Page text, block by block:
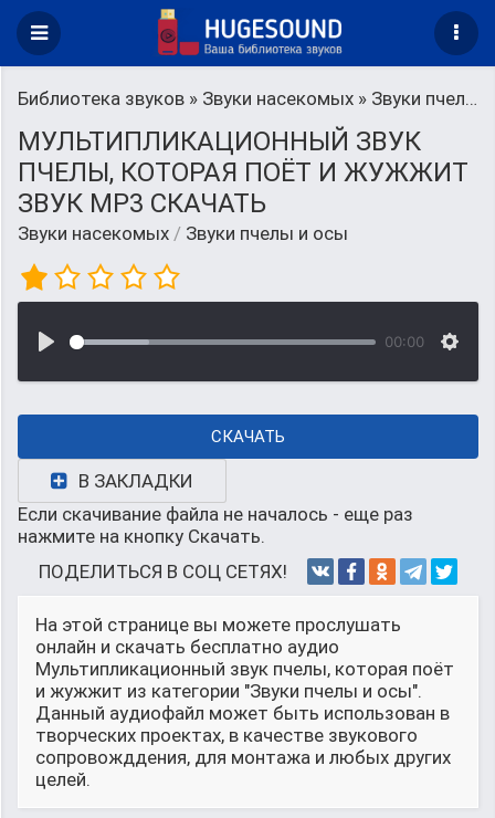
Библиотека звуков » Звуки насекомых » Звуки пчелы и осы
МУЛЬТИПЛИКАЦИОННЫЙ ЗВУК
ПЧЕЛЫ, КОТОРАЯ ПОЁТ И ЖУЖЖИТ
ЗВУК MP3 СКАЧАТЬ
Звуки насекомых / Звуки пчелы и осы
00:00
СКАЧАТЬ
В ЗАКЛАДКИ
Если скачивание файла не началось - еще раз
нажмите на кнопку Скачать.
ПОДЕЛИТЬСЯ В СОЦ СЕТЯХ!
На этой странице вы можете прослушать
онлайн и скачать бесплатно аудио
Мультипликационный звук пчелы, которая поёт
и жужжит из категории "Звуки пчелы и осы".
Данный аудиофайл может быть использован в
творческих проектах, в качестве звукового
сопровожддения, для монтажа и любых других
целей.